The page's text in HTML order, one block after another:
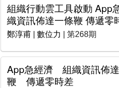
組織行動雲工具啟動 App
織資訊佈達一條鞭 傳遞零
鄭淳甫 數位力 | 第268期
App急經濟 組織資訊佈
鞭 傳遞零時差